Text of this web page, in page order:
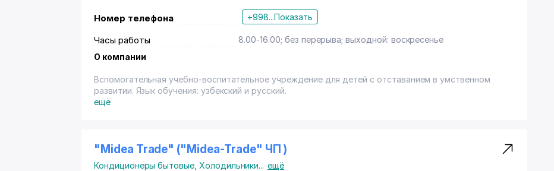
Номер телефона +998...Показать
Часы работы
8.00-16.00; без перерыва; выходной: воскресенье
О компании
Вспомогательная учебно-воспитательное учреждение для детей с отставанием в умственном
развитии. Язык обучения: узбекский и русский.
ещё
"Midea Trade" ("Midea-Trade" ЧП )
Кондиционеры бытовые Холодильники... ещё